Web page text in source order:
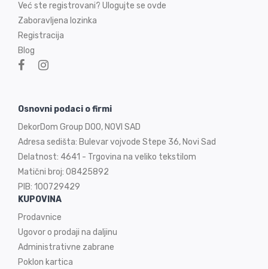
Već ste registrovani? Ulogujte se ovde
Zaboravljena lozinka
Registracija
Blog
Osnovni podaci o firmi
DekorDom Group DOO, NOVI SAD
Adresa sedišta: Bulevar vojvode Stepe 36, Novi Sad
Delatnost: 4641 - Trgovina na veliko tekstilom
Matični broj: 08425892
PIB: 100729429
KUPOVINA
Prodavnice
Ugovor o prodaji na daljinu
Administrativne zabrane
Poklon kartica